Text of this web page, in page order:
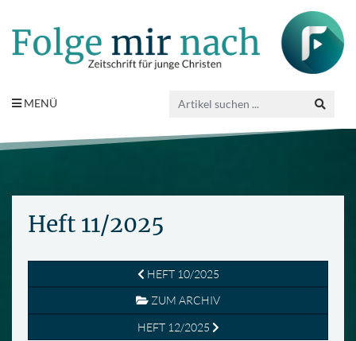
MENÜ
Heft 11/2025
HEFT 10/2025
ZUM ARCHIV
HEFT 12/2025